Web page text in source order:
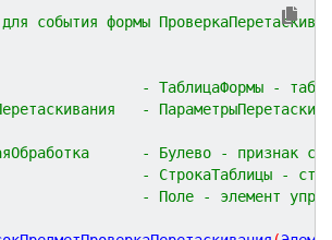
события формы
- ТаблицаФормы - таблица,
-
- Булево - признак
- СтрокаТаблицы - строка
- Поле - элемент